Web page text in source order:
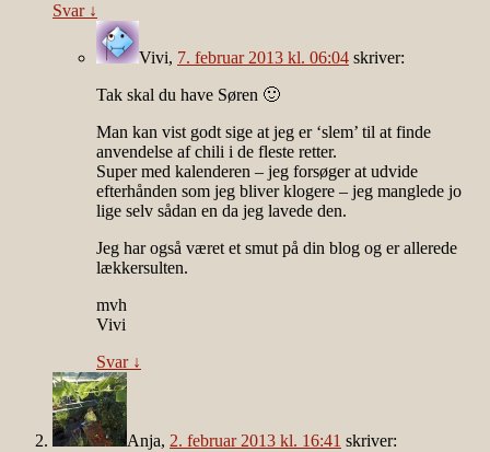
Svar ↓
Vivi, 7. februar 2013 kl. 06:04 skriver:
Tak skal du have Søren 🙂
Man kan vist godt sige at jeg er ‘slem’ til at finde
anvendelse af chili i de fleste retter.
Super med kalenderen – jeg forsøger at udvide
efterhånden som jeg bliver klogere – jeg manglede jo
lige selv sådan en da jeg lavede den.
Jeg har også været et smut på din blog og er allerede
lækkersulten.
mvh
Vivi
Svar ↓
Anja, 2. februar 2013 kl. 16:41 skriver: